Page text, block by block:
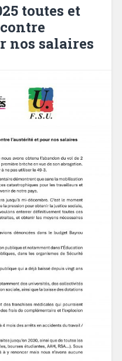
toutes et
nos salaires